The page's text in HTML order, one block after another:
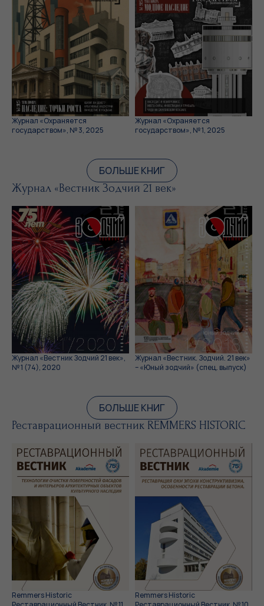
Журнал «Охраняется
государством», № 3, 2025
Журнал «Охраняется
государством», № 1, 2025
БОЛЬШЕ КНИГ
Журнал «Вестник Зодчий 21 век»
Журнал «Вестник Зодчий 21 век»,
№ 1 (74), 2020
Журнал «Вестник. Зодчий. 21 век»
– «Юный зодчий» (спец. выпуск)
БОЛЬШЕ КНИГ
Реставрационный вестник REMMERS HISTORIC
Remmers Historic
Remmers Historic